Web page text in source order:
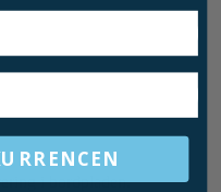
i bordpladen.